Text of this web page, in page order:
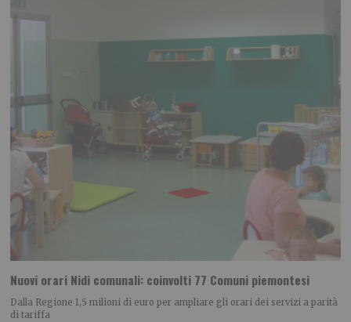
Nuovi orari Nidi comunali: coinvolti 77 Comuni piemontesi
Dalla Regione 1,5 milioni di euro per ampliare gli orari dei servizi a parità
di tariffa